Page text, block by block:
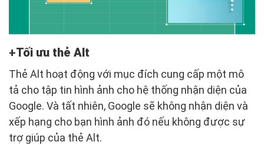
Tối ưu thẻ Alt
Thẻ Alt hoạt động với mục đích cung cấp một mô
tả cho tập tin hình ảnh cho hệ thống nhận diện của
Google. Và tất nhiên, Google sẽ không nhận diện và
xếp hạng cho bạn hình ảnh đó nếu không được sự
trợ giúp của thẻ Alt.